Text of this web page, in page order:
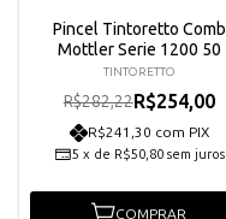
Pincel Tintoretto Comb
Mottler Serie 1200 50
TINTORETTO
R$282,22R$254,00
R$241,30 com PIX
5 x de R$50,80 sem juros
COMPRAR